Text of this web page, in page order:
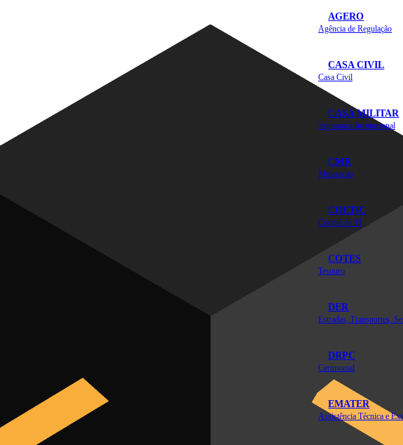
AGERO
Agência de Regulação
CASA CIVIL
Casa Civil
CASA MILITAR
Segurança Institucional
CMR
Mineração
COETIC
Comitê de TI
COTES
Tesouro
DER
DRPC
Cerimonial
EMATER